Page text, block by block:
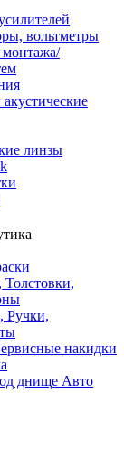
вольтметры
линзы
Ручки,
накидки
днище Авто